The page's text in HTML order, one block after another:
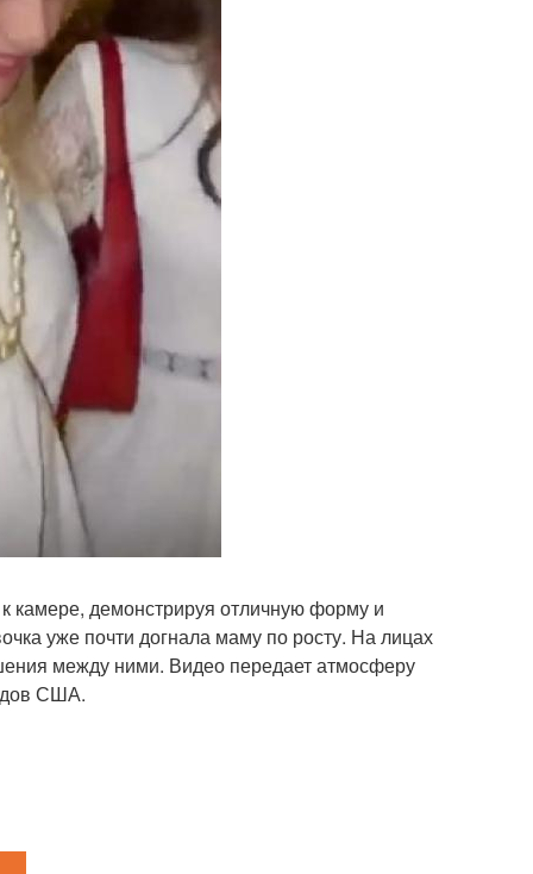
камере, демонстрируя отличную форму и
уже почти догнала маму по росту. На лицах
между ними. Видео передает атмосферу
США.